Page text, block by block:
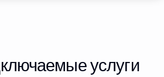
услуги